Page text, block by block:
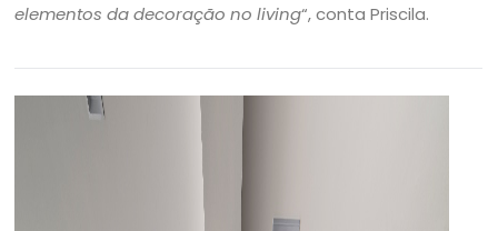
elementos da decoração no living“, conta Priscila.